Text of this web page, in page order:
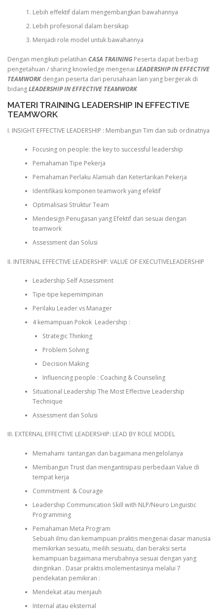
Lebih effektif dalam mengembangkan bawahannya
Lebih profesional dalam bersikap
Menjadi role model untuk bawahannya
Dengan mengikuti pelatihan CASA TRAINING Peserta dapat berbagi
pengetahuan / sharing knowledge mengenai LEADERSHIP IN EFFECTIVE
TEAMWORK dengan peserta dari perusahaan lain yang bergerak di
bidangLEADERSHIP IN EFFECTIVE TEAMWORK
MATERI TRAINING LEADERSHIP IN EFFECTIVE
TEAMWORK
I. INSIGHT EFFECTIVE LEADERSHIP : Membangun Tim dan sub ordinatnya
Focusing on people: the key to successful leadership
Pemahaman Tipe Pekerja
Pemahaman Perlaku Alamiah dan Ketertarikan Pekerja
Identifikasi komponen teamwork yang efektif
Optimalisasi Struktur Team
Mendesign Penugasan yang Efektif dan sesuai dengan
teamwork
Assessment dan Solusi
II. INTERNAL EFFECTIVE LEADERSHIP: VALUE OF EXECUTIVELEADERSHIP
Leadership Self Assessment
Tipe-tipe kepemimpinan
Perilaku Leader vs Manager
4 kemampuan Pokok Leadership :
Strategic Thinking
Problem Solving
Decision Making
Influencing people : Coaching & Counseling
Situational Leadership The Most Effective Leadership
Technique
Assessment dan Solusi
III. EXTERNAL EFFECTIVE LEADERSHIP: LEAD BY ROLE MODEL
Memahami tantangan dan bagaimana mengelolanya
Membangun Trust dan mengantisipasi perbedaan Value di
tempat kerja
Commitment & Courage
Leadership Communication Skill with NLP/Neuro Linguistic
Programming
Pemahaman Meta Program
Sebuah ilmu dan kemampuan praktis mengenai dasar manusia
memikirkan sesuatu, meilih sesuatu, dan beraksi serta
kemampuan bagaimana merubahnya sesuai dengan yang
diinginkan . Dasar praktis imolementasinya melalui 7
pendekatan pemikiran :
Mendekat atau menjauh
Internal atau eksternal